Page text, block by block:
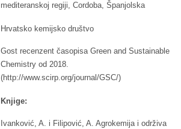
mediteranskoj regiji, Cordoba, Španjolska
Hrvatsko kemijsko društvo
Gost recenzent časopisa Green and Sustainable
Chemistry od 2018.
(http://www.scirp.org/journal/GSC/)
Knjige:
Ivanković, A. i Filipović, A. Agrokemija i održiva